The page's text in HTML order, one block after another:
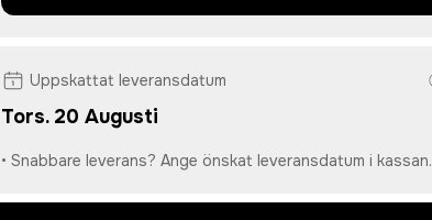
Uppskattat leveransdatum
Tors. 20 Augusti
• Snabbare leverans? Ange önskat leveransdatum i kassan.